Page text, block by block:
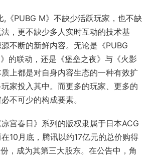
《PUBG M》不缺少活跃玩家，也不缺
，更不缺少多人实时互动的技术基
不断的新鲜内容。无论是《PUBG
的联动，还是《堡垒之夜》与《火影
上都是对自身内容生态的一种有效扩
家投入其中。而更多的玩家、更多的
不可少的构成要素。
宫春日》系列的版权隶属于日本ACG
10月底，腾讯以约17亿元的总价购得
，成为其第三大股东。在公告中，角